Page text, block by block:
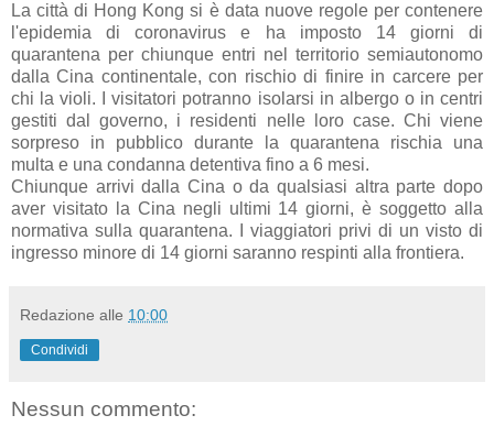
La città di Hong Kong si è data nuove regole per contenere
l'epidemia di coronavirus e ha imposto 14 giorni di
quarantena per chiunque entri nel territorio semiautonomo
dalla Cina continentale, con rischio di finire in carcere per
chi la violi. I visitatori potranno isolarsi in albergo o in centri
gestiti dal governo, i residenti nelle loro case. Chi viene
sorpreso in pubblico durante la quarantena rischia una
multa e una condanna detentiva fino a 6 mesi.
Chiunque arrivi dalla Cina o da qualsiasi altra parte dopo
aver visitato la Cina negli ultimi 14 giorni, è soggetto alla
normativa sulla quarantena. I viaggiatori privi di un visto di
ingresso minore di 14 giorni saranno respinti alla frontiera.
Redazione alle 10:00
Condividi
Nessun commento: